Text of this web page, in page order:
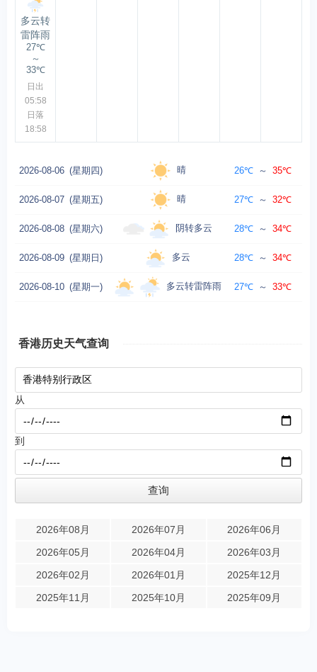
多云转
雷阵雨
27℃
～
33℃
日出
05:58
日落
18:58
2026-08-06 (星期四) 晴 26℃ ～ 35℃
2026-08-07 (星期五) 晴 27℃ ～ 32℃
2026-08-08 (星期六) 阴转多云 28℃ ～ 34℃
2026-08-09 (星期日) 多云 28℃ ～ 34℃
2026-08-10 (星期一) 多云转雷阵雨 27℃ ～ 33℃
香港历史天气查询
从
到
2026年08月 2026年07月
2026年06月
2026年05月
2026年04月
2026年03月
2026年02月
2026年01月
2025年12月
2025年11月
2025年10月 2025年09月